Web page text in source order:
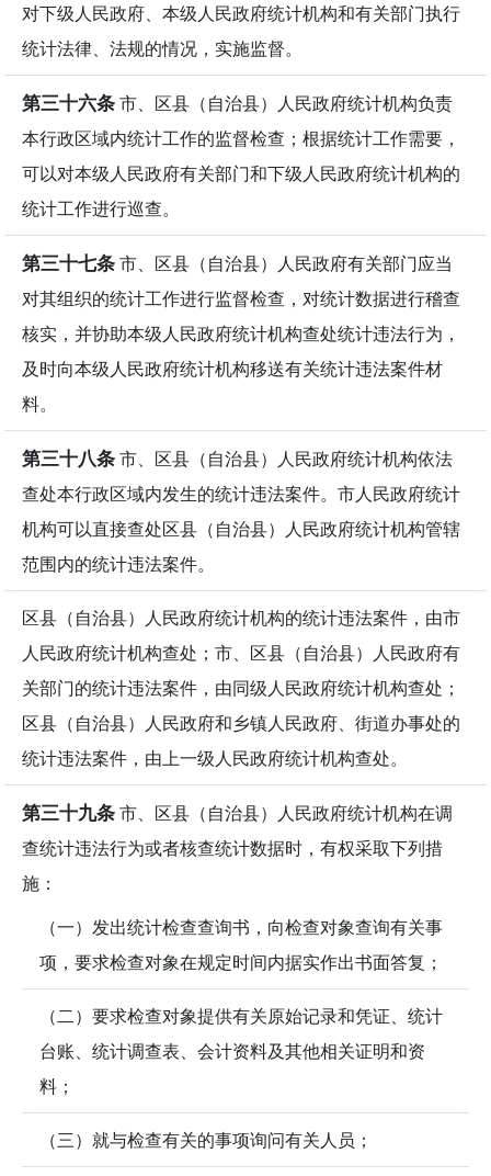
对下级人民政府、本级人民政府统计机构和有关部门执行
统计法律、法规的情况，实施监督。
第三十六条市、区县（自治县）人民政府统计机构负责
本行政区域内统计工作的监督检查；根据统计工作需要，
可以对本级人民政府有关部门和下级人民政府统计机构的
统计工作进行巡查。
第三十七条市、区县（自治县）人民政府有关部门应当
对其组织的统计工作进行监督检查，对统计数据进行稽查
核实，并协助本级人民政府统计机构查处统计违法行为，
及时向本级人民政府统计机构移送有关统计违法案件材
料。
第三十八条市、区县（自治县）人民政府统计机构依法
查处本行政区域内发生的统计违法案件。市人民政府统计
机构可以直接查处区县（自治县）人民政府统计机构管辖
范围内的统计违法案件。
区县（自治县）人民政府统计机构的统计违法案件，由市
人民政府统计机构查处；市、区县（自治县）人民政府有
关部门的统计违法案件，由同级人民政府统计机构查处；
区县（自治县）人民政府和乡镇人民政府、街道办事处的
统计违法案件，由上一级人民政府统计机构查处。
第三十九条市、区县（自治县）人民政府统计机构在调
查统计违法行为或者核查统计数据时，有权采取下列措
施：
（一）发出统计检查查询书，向检查对象查询有关事
项，要求检查对象在规定时间内据实作出书面答复；
（二）要求检查对象提供有关原始记录和凭证、统计
台账、统计调查表、会计资料及其他相关证明和资
料；
（三）就与检查有关的事项询问有关人员；